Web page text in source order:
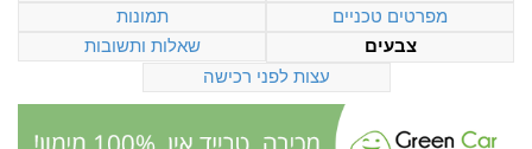
מפרטים טכניים
תמונות
צבעים
שאלות ותשובות
עצות לפני רכישה